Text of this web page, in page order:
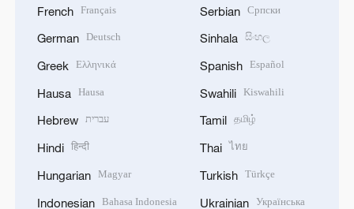
French Français
German Deutsch
Greek Ελληνικά
Hausa Hausa
Hebrew עברית
Hindi हिन्दी
Hungarian Magyar
Indonesian Bahasa Indonesia
Serbian Српски
Sinhala සිංහල
Spanish Español
Swahili Kiswahili
Tamil தமிழ்
Thai ไทย
Turkish Türkçe
Ukrainian Українська